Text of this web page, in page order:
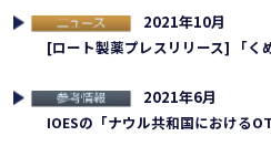
ュース
2021年10月
[ロート製薬プレスリリース] 「く
考情報
2021年6月
IOESの「ナウル共和国における